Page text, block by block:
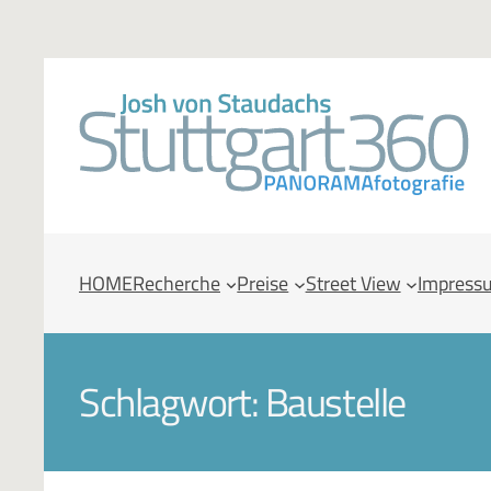
HOMERecherche Preise Street View
Schlagwort:Baustelle